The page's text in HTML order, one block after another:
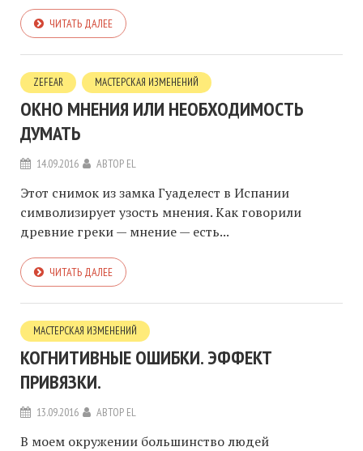
ЧИТАТЬ ДАЛЕЕ
ZEFEAR МАСТЕРСКАЯ ИЗМЕНЕНИЙ
ОКНО МНЕНИЯ ИЛИ НЕОБХОДИМОСТЬ
ДУМАТЬ
14.09.2016 АВТОР EL
Этот снимок из замка Гуаделест в Испании
символизирует узость мнения. Как говорили
древние греки — мнение — есть...
ЧИТАТЬ ДАЛЕЕ
МАСТЕРСКАЯ ИЗМЕНЕНИЙ
КОГНИТИВНЫЕ ОШИБКИ. ЭФФЕКТ
ПРИВЯЗКИ.
13.09.2016 АВТОР EL
В моем окружении большинство людей